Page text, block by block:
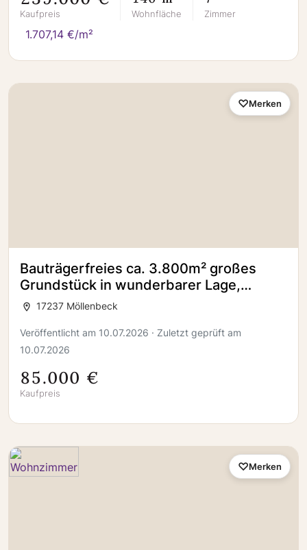
Kaufpreis Wohnfläche Zimmer
1.707,14 €/m²
Bauträgerfreies ca. 3.800m² großes
Grundstück in wunderbarer Lage,
Bauland ca. 1.500 m²
17237 Möllenbeck
Veröffentlicht am 10.07.2026 · Zuletzt geprüft am
10.07.2026
85.000 €
Kaufpreis
Merken
Merken